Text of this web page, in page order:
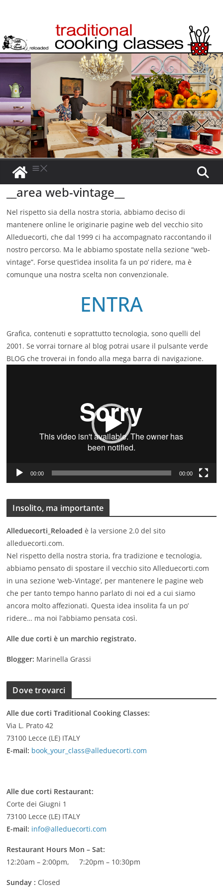
__area web-vintage__
Nel rispetto sia della nostra storia, abbiamo deciso di
mantenere online le originarie pagine web del vecchio sito
Alleduecorti, che dal 1999 ci ha accompagnato raccontando il
nostro percorso. Ma le abbiamo spostate nella sezione “web-
vintage”. Forse quest’idea insolita fa un po’ ridere, ma è
comunque una nostra scelta non convenzionale.
ENTRA
Grafica, contenuti e soprattutto tecnologia, sono quelli del
2001. Se vorrai tornare al blog potrai usare il pulsante verde
BLOG che troverai in fondo alla mega barra di navigazione.
e
00:00 00:00
Insolito, ma importante
Alleduecorti_Reloaded è la versione 2.0 del sito
alleduecorti.com.
Nel rispetto della nostra storia, fra tradizione e tecnologia,
abbiamo pensato di spostare il vecchio sito Alleduecorti.com
in una sezione ‘web-Vintage’, per mantenere le pagine web
che per tanto tempo hanno parlato di noi ed a cui siamo
ancora molto affezionati. Questa idea insolita fa un po’
ridere… ma noi l’abbiamo pensata così.
Alle due corti è un marchio registrato.
Blogger: Marinella Grassi
Dove trovarci
Alle due corti Traditional Cooking Classes:
Via L. Prato 42
73100 Lecce (LE) ITALY
E-mail: book_your_class@alleduecorti.com
Alle due corti Restaurant:
Corte dei Giugni 1
73100 Lecce (LE) ITALY
E-mail: info@alleduecorti.com
Restaurant Hours Mon – Sat:
12:20am – 2:00pm, 7:20pm – 10:30pm
Sunday : Closed